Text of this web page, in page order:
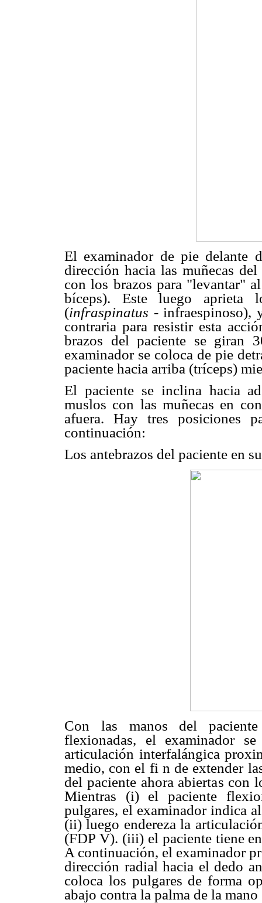
El examinador de pie delante
dirección hacia las muñecas
con los brazos para "levantar"
bíceps). Este luego aprieta
(infraspinatus - infraespinoso),
contraria para resistir esta
brazos del paciente se giran
examinador se coloca de pie
paciente hacia arriba (tríceps)
El paciente se inclina hacia
muslos con las muñecas en
afuera. Hay tres posiciones
continuación:
Los antebrazos del paciente en
Con las manos del
flexionadas, el examinador
articulación interfalángica
medio, con el fi n de extender
del paciente ahora abiertas con
Mientras (i) el paciente
pulgares, el examinador indica
(ii) luego endereza la
(FDP V). (iii) el paciente tiene
A continuación, el examinador
dirección radial hacia el dedo
coloca los pulgares de forma
abajo contra la palma de la